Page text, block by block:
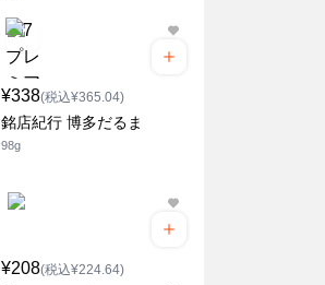
¥338(税込¥365.04)
銘店紀行 博多だるま
98g
¥208(税込¥224.64)